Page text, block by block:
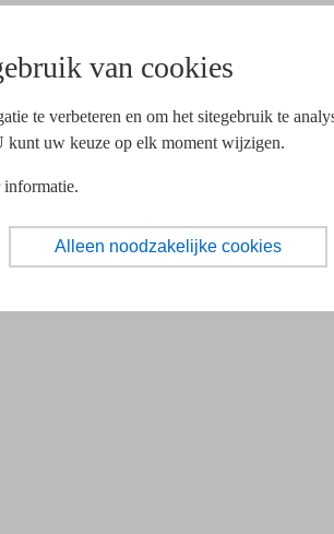
van cookies
te verbeteren en om het sitegebruik te
kunt uw keuze op elk moment wijzigen.
Alleen noodzakelijke cookies